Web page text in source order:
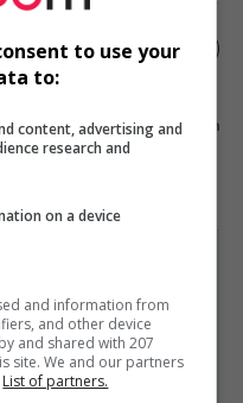
gestion des
Eustache, Québec
to use your
to:
content, advertising and
research and
on a device
and information from
and other device
and shared with 207
site. We and our partners
List of partners.